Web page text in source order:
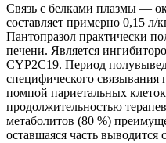
Связь с белками плазмы —
составляет примерно 0,15 л/
Пантопразол практически
печени. Является
CYP2C19. Период
специфического связывания
помпой париетальных
продолжительностью
метаболитов (80 %)
оставшаяся часть